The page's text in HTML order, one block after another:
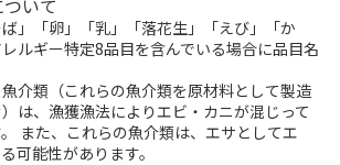
」「卵」「乳」「落花生」「えび」「か
ルギー特定8品目を含んでいる場合に品目名
介類（これらの魚介類を原材料として製造
は、漁獲漁法によりエビ・カニが混じって
また、これらの魚介類は、エサとしてエ
可能性があります。